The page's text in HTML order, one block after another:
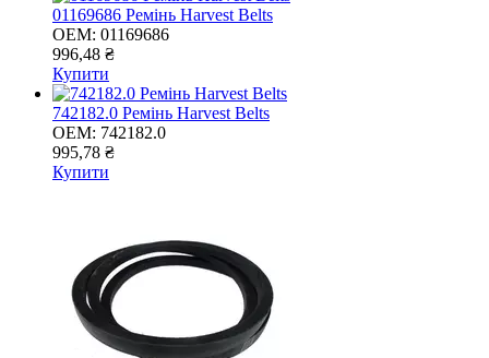
01169686 Ремінь Harvest Belts
OEM: 01169686
996,48 ₴
Купити
742182.0 Ремінь Harvest Belts
OEM: 742182.0
995,78 ₴
Купити